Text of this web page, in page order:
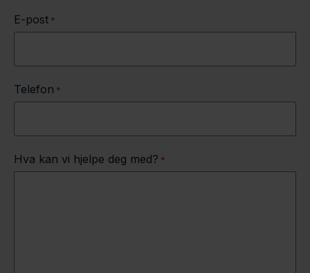
E-post *
Telefon *
Hva kan vi hjelpe deg med? *